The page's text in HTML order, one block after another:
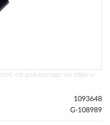
od pokazanego na zdjęciu
1093648
G-108989